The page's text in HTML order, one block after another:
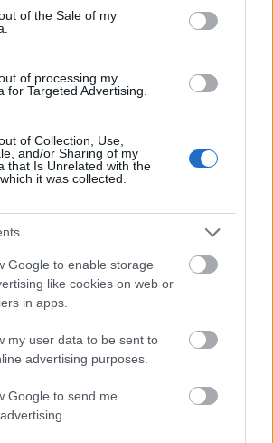
of the Sale of my
of processing my
for Targeted Advertising.
of Collection, Use,
and/or Sharing of my
that Is Unrelated with the
it was collected.
Google to enable storage
like cookies on web or
in apps.
my user data to be sent to
advertising purposes.
Google to send me
Rinocéroszokc. darabja és zombis
inspirációként, az előadás
lehetséges-e a horrorfilmek
állítani, a színész-rendező így
most fényben, hangban,
viccesek a horrorfilmek! Úgy
lekapcsoljuk a fényeket,
zseblámpával világítunk,
az emberből a gyerek. Most
ezt szeretnénk a néző számára is
Tudom, hogy kockázatos dolog,
hogy összejöjjön."
is beszélt, hogy hogyan lett tanár
és mit jelent neki a tanítás.
Bagossy László
Pelsőczy
e ebben, és nagyon